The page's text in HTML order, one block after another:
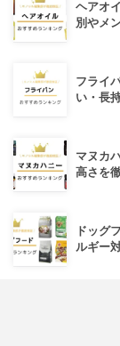
ヘアオ
別やメ
フライ
い・長
マヌカ
高さを
ドッグ
ルギー